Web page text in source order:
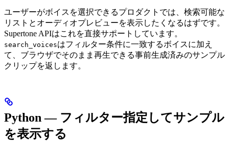
ユーザーがボイスを選択できるプロダクトでは、検索可能な
リストとオーディオプレビューを表示したくなるはずです。
Supertone APIはこれを直接サポートしています。
search_voicesはフィルター条件に一致するボイスに加え
て、ブラウザでそのまま再生できる事前生成済みのサンプル
クリップを返します。
Python — フィルター指定してサンプル
を表示する